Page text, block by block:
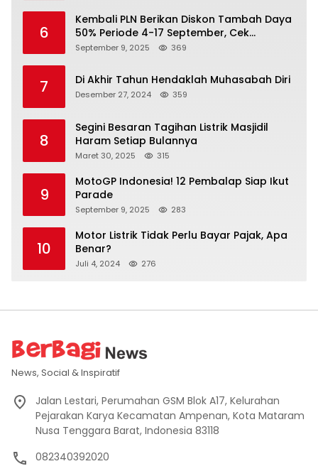
6
Kembali PLN Berikan Diskon Tambah Daya
50% Periode 4-17 September, Cek
Ketentuannya!
September 9, 2025 369
7 Di Akhir Tahun Hendaklah Muhasabah Diri
Desember 27, 2024 359
8
Segini Besaran Tagihan Listrik Masjidil
Haram Setiap Bulannya
Maret 30, 2025 315
9
MotoGP Indonesia! 12 Pembalap Siap Ikut
Parade
September 9, 2025 283
10
Motor Listrik Tidak Perlu Bayar Pajak, Apa
Benar?
Juli 4, 2024 276
News, Social & Inspiratif
Jalan Lestari, Perumahan GSM Blok A17, Kelurahan
Pejarakan Karya Kecamatan Ampenan, Kota Mataram
Nusa Tenggara Barat, Indonesia 83118
082340392020